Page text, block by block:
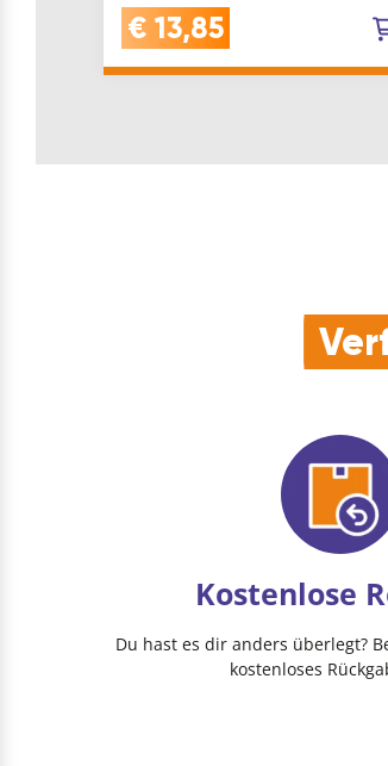
Möbelwaschbecken, optimal
geeignet bei wenig Raum
€ 13,85
Kostenlose
Du hast es dir anders überlegt?
kostenloses